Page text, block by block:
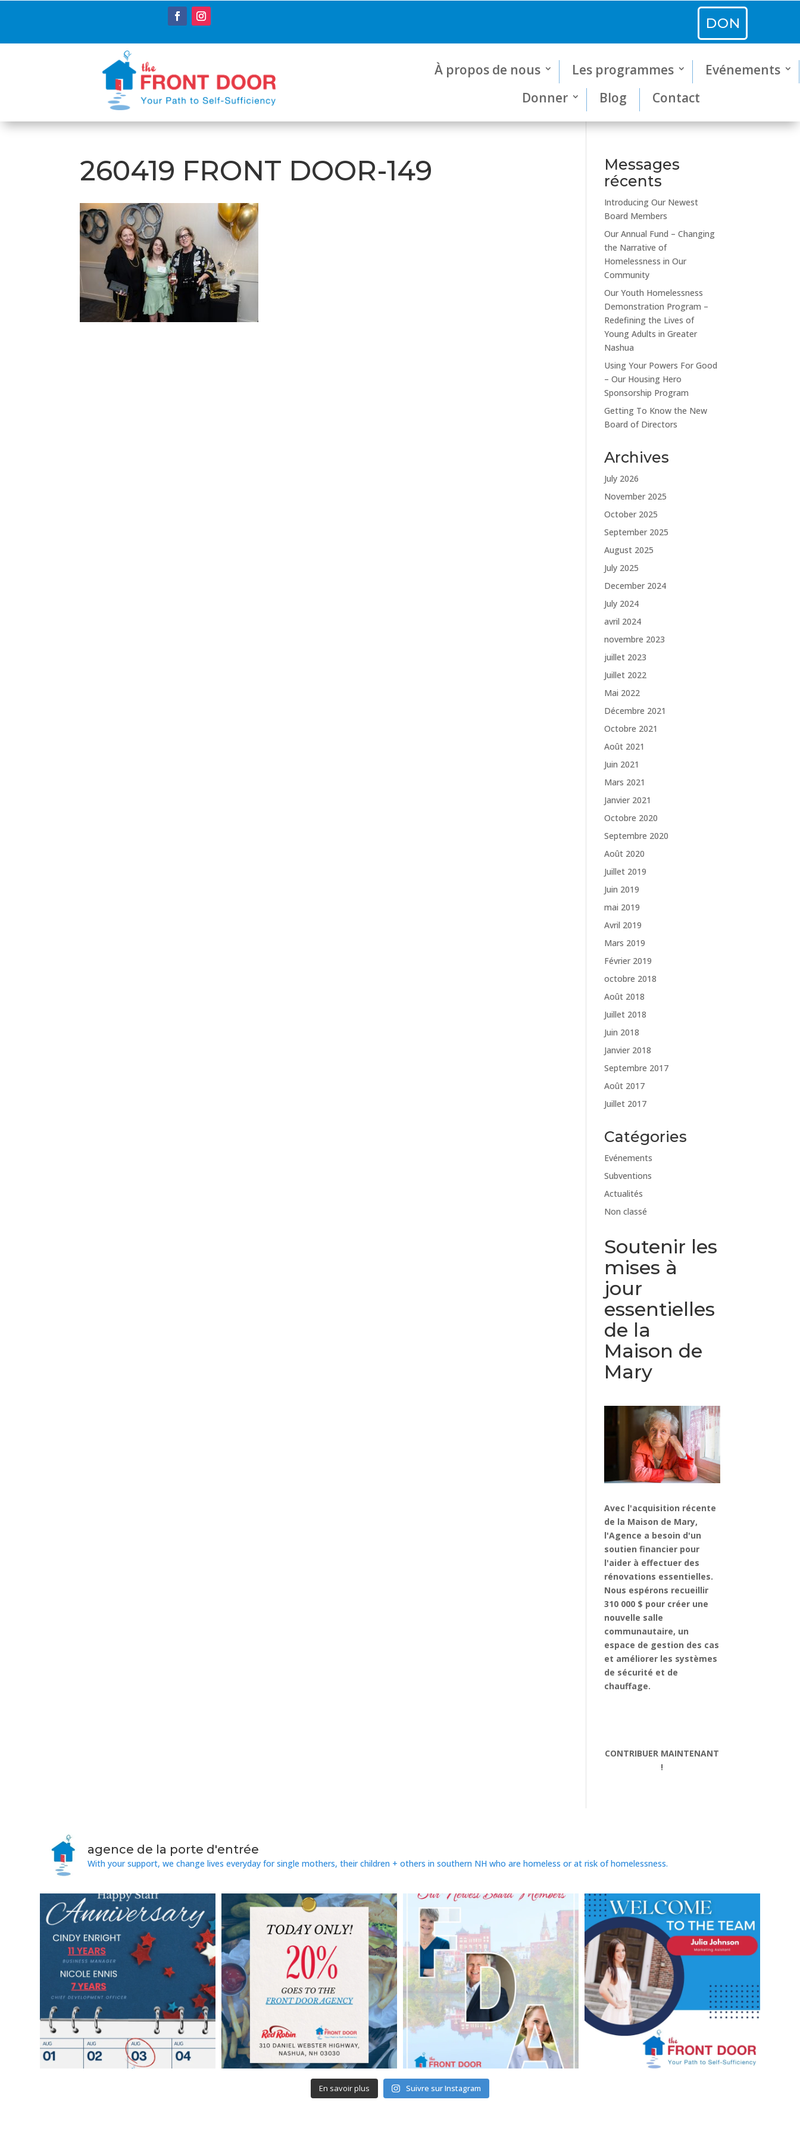
DON
À propos de nous Les programmes
Evénements
Donner
Blog Contact
260419 FRONT DOOR-149
Messages
récents
Introducing Our Newest
Board Members
Our Annual Fund – Changing
the Narrative of
Homelessness in Our
Community
Our Youth Homelessness
Demonstration Program –
Redefining the Lives of
Young Adults in Greater
Nashua
Using Your Powers For Good
– Our Housing Hero
Sponsorship Program
Getting To Know the New
Board of Directors
Archives
July 2026
November 2025
October 2025
September 2025
August 2025
July 2025
December 2024
July 2024
avril 2024
novembre 2023
juillet 2023
Juillet 2022
Mai 2022
Décembre 2021
Octobre 2021
Août 2021
Juin 2021
Mars 2021
Janvier 2021
Octobre 2020
Septembre 2020
Août 2020
Juillet 2019
Juin 2019
mai 2019
Avril 2019
Mars 2019
Février 2019
octobre 2018
Août 2018
Juillet 2018
Juin 2018
Janvier 2018
Septembre 2017
Août 2017
Juillet 2017
Catégories
Evénements
Subventions
Actualités
Non classé
Soutenir les
mises à
jour
essentielles
de la
Maison de
Mary
Avec l'acquisition récente
de la Maison de Mary,
l'Agence a besoin d'un
soutien financier pour
l'aider à effectuer des
rénovations essentielles.
Nous espérons recueillir
310 000 $ pour créer une
nouvelle salle
communautaire, un
espace de gestion des cas
et améliorer les systèmes
de sécurité et de
chauffage.
CONTRIBUER MAINTENANT
!
agence de la porte d'entrée
With your support, we change lives everyday for single mothers, their children + others in southern NH who are homeless or at risk of homelessness.
En savoir plus Suivre sur Instagram